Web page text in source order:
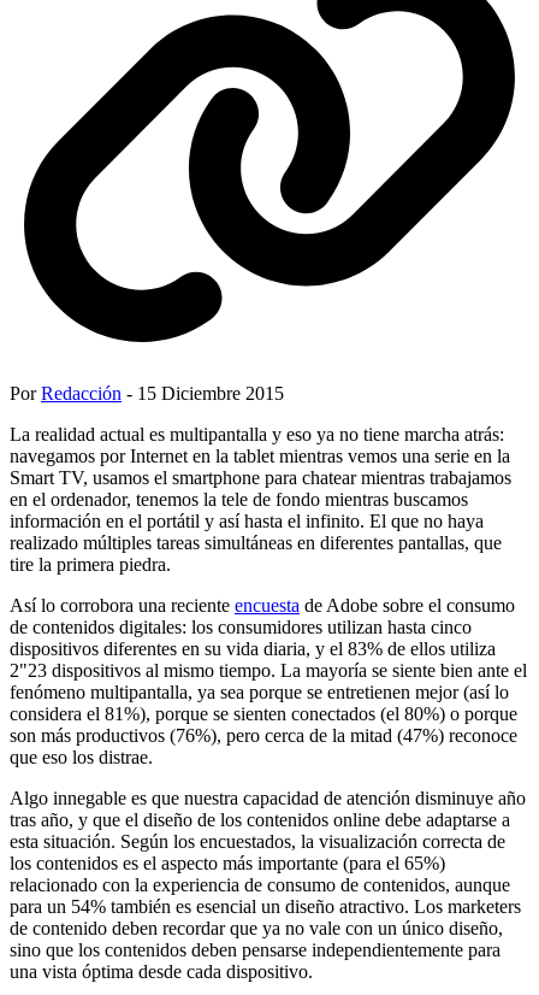
PorRedacción - 15 Diciembre 2015
La realidad actual es multipantalla y eso ya no tiene marcha atrás:
navegamos por Internet en la tablet mientras vemos una serie en la
Smart TV, usamos el smartphone para chatear mientras trabajamos
en el ordenador, tenemos la tele de fondo mientras buscamos
información en el portátil y así hasta el infinito. El que no haya
realizado múltiples tareas simultáneas en diferentes pantallas, que
tire la primera piedra.
Así lo corrobora una reciente encuesta de Adobe sobre el consumo
de contenidos digitales: los consumidores utilizan hasta cinco
dispositivos diferentes en su vida diaria, y el 83% de ellos utiliza
2"23 dispositivos al mismo tiempo. La mayoría se siente bien ante el
fenómeno multipantalla, ya sea porque se entretienen mejor (así lo
considera el 81%), porque se sienten conectados (el 80%) o porque
son más productivos (76%), pero cerca de la mitad (47%) reconoce
que eso los distrae.
Algo innegable es que nuestra capacidad de atención disminuye año
tras año, y que el diseño de los contenidos online debe adaptarse a
esta situación. Según los encuestados, la visualización correcta de
los contenidos es el aspecto más importante (para el 65%)
relacionado con la experiencia de consumo de contenidos, aunque
para un 54% también es esencial un diseño atractivo. Los marketers
de contenido deben recordar que ya no vale con un único diseño,
sino que los contenidos deben pensarse independientemente para
una vista óptima desde cada dispositivo.